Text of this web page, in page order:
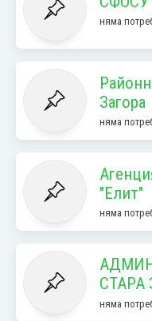
няма
Загора
няма
"Елит"
няма
СТАРА
няма